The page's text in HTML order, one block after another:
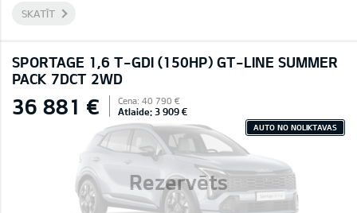
SKATĪT
SPORTAGE 1,6 T-GDI (150HP) GT-LINE SUMMER
PACK 7DCT 2WD
Rezervēts
36 881 € Cena: 40 790 €
Atlaide: 3 909 €
AUTO NO NOLIKTAVAS